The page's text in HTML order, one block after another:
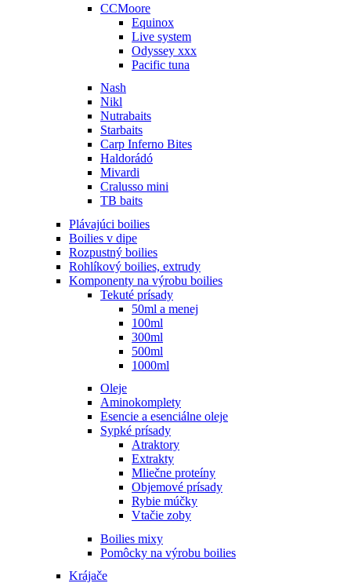
CCMoore
Equinox
Live system
Odyssey xxx
Pacific tuna
Nash
Nikl
Nutrabaits
Starbaits
Carp Inferno Bites
Haldorádó
Mivardi
Cralusso mini
TB baits
Plávajúci boilies
Boilies v dipe
Rozpustný boilies
Rohlíkový boilies, extrudy
Komponenty na výrobu boilies
Tekuté prísady
50ml a menej
100ml
300ml
500ml
1000ml
Oleje
Aminokomplety
Esencie a esenciálne oleje
Sypké prísady
Atraktory
Extrakty
Mliečne proteíny
Objemové prísady
Rybie múčky
Vtačie zoby
Boilies mixy
Pomôcky na výrobu boilies
Krájače